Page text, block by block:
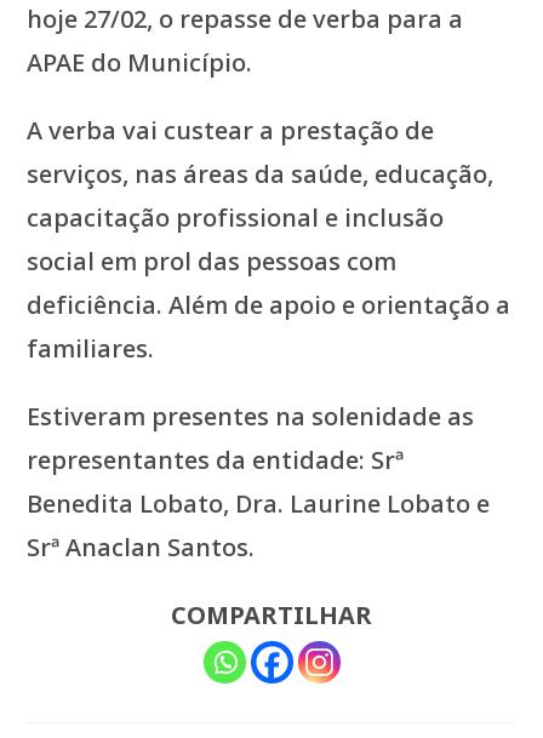
hoje 27/02, o repasse de verba para a
APAE do Município.
A verba vai custear a prestação de
serviços, nas áreas da saúde, educação,
capacitação profissional e inclusão
social em prol das pessoas com
deficiência. Além de apoio e orientação a
familiares.
Estiveram presentes na solenidade as
representantes da entidade: Srª
Benedita Lobato, Dra. Laurine Lobato e
Srª Anaclan Santos.
COMPARTILHAR